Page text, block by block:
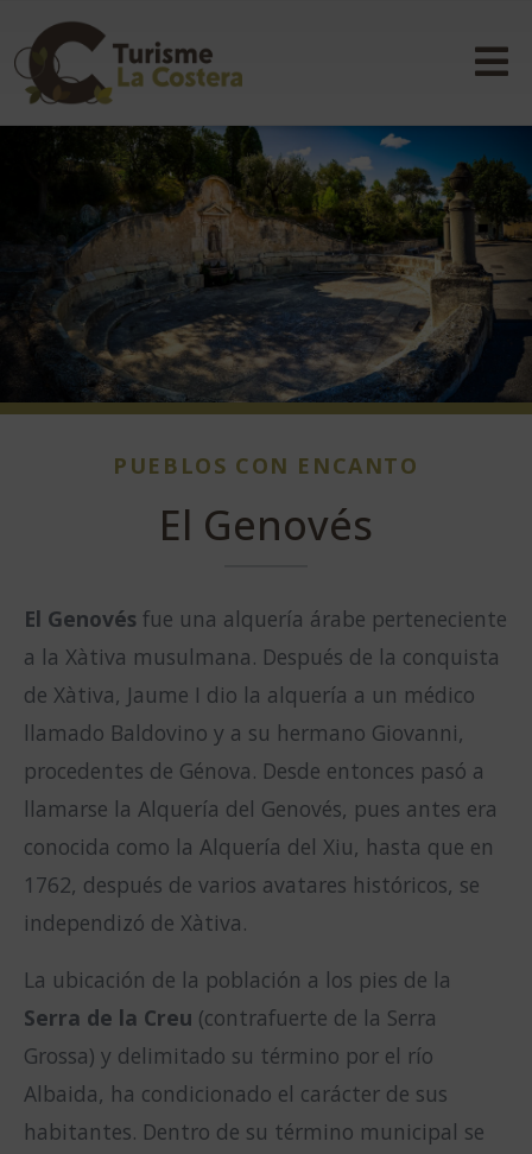
PUEBLOS CON ENCANTO
El Genovés
El Genovés fue una alquería árabe perteneciente
a la Xàtiva musulmana. Después de la conquista
de Xàtiva, Jaume I dio la alquería a un médico
llamado Baldovino y a su hermano Giovanni,
procedentes de Génova. Desde entonces pasó a
llamarse la Alquería del Genovés, pues antes era
conocida como la Alquería del Xiu, hasta que en
1762, después de varios avatares históricos, se
independizó de Xàtiva.
La ubicación de la población a los pies de la
Serra de la Creu (contrafuerte de la Serra
Grossa) y delimitado su término por el río
Albaida, ha condicionado el carácter de sus
habitantes. Dentro de su término municipal se